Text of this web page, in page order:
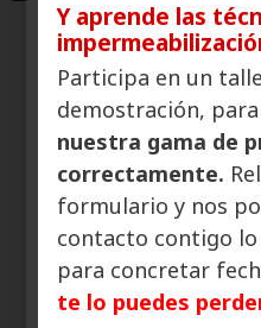
EAGLE UK
T +44 (0) 3304 004170
info@eagle-
Whatsapp
ULTRAPOLYMERS
T +44 (0) 3304 004457
info@ultra-flex.com
Whatsapp
Y aprende las
Participa en un
demostración,
nuestra gama de
correctamente.
formulario y nos
contacto contigo
para concretar
te lo puedes